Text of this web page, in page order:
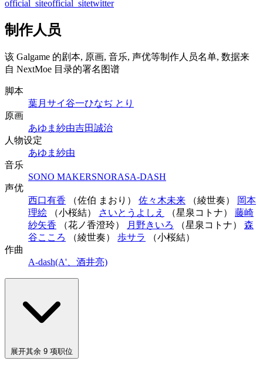
official_siteofficial_sitetwitter
制作人员
该 Galgame 的剧本, 原画, 音乐, 声优等制作人员名单, 数据来
自 NextMoe 目录的署名图谱
脚本
葉月サイ谷一ひなぢ とり
原画
あゆま紗由吉田誠治
人物设定
あゆま紗由
音乐
SONO MAKERSNORASA-DASH
声优
西口有香 （佐伯 まおり） 佐々木未来 （綾世奏）
岡本
理絵 （小桜結） さいとうよしえ （星泉コトナ） 藤崎
紗矢香 （花ノ香澄玲） 月野きいろ （星泉コトナ） 森
谷こころ
（綾世奏） 歩サラ
（小桜結）
作曲
A-dash(A'、酒井亮)
展开其余 9 项职位